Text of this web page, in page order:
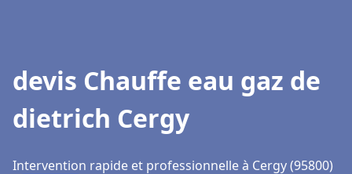
devis Chauffe eau gaz de
dietrich Cergy
Intervention rapide et professionnelle à Cergy (95800)